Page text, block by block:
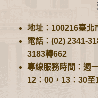
地址：100216臺北
電話：(02) 2341-
3183轉662
專線服務時間：週
12：00，13：30至